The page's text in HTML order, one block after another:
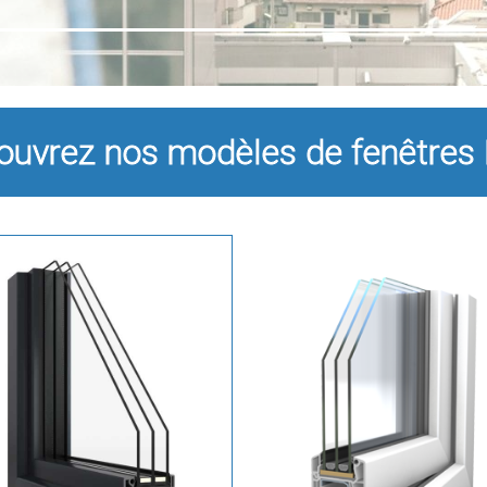
nos modèles de fenêtres